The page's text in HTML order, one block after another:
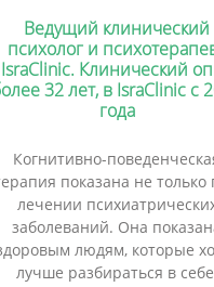
Ведущий клинический
психолог и
IsraClinic. Клинический
32 лет, в IsraClinic с
года
Когнитивно-
показана не только
лечении
заболеваний. Она
людям, которые
лучше разбираться в